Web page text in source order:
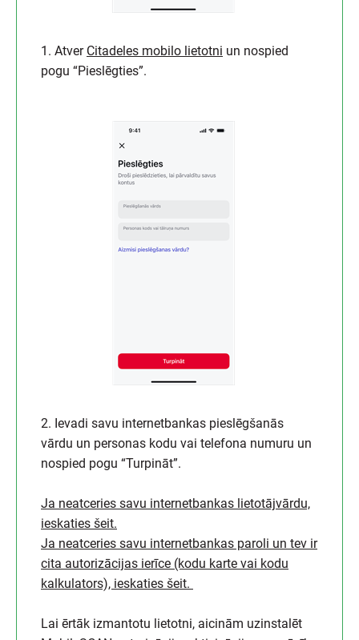
1. Atver Citadeles mobilo lietotni un nospied
pogu “Pieslēgties”.
2. Ievadi savu internetbankas pieslēgšanās
vārdu un personas kodu vai telefona numuru un
nospied pogu “Turpināt”.
Ja neatceries savu internetbankas lietotājvārdu,
ieskaties šeit.
Ja neatceries savu internetbankas paroli un tev ir
cita autorizācijas ierīce (kodu karte vai kodu
kalkulators), ieskaties šeit.
Lai ērtāk izmantotu lietotni, aicinām uzinstalēt